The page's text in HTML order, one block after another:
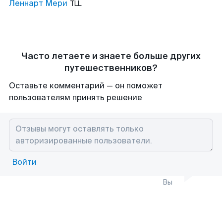
Леннарт Мери TLL
Часто летаете и знаете больше других
путешественников?
Оставьте комментарий — он поможет
пользователям принять решение
Войти
Вы